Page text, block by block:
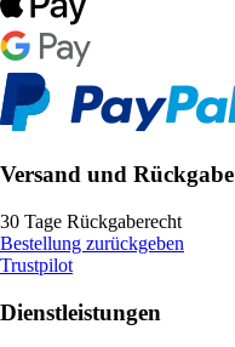
Versand und Rückgabe
30 Tage Rückgaberecht
Bestellung zurückgeben
Trustpilot
Dienstleistungen